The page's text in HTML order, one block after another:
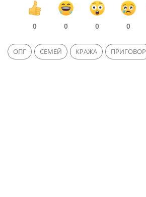
0 0 0 0
ОПГ СЕМЕЙ КРАЖА ПРИГОВОР